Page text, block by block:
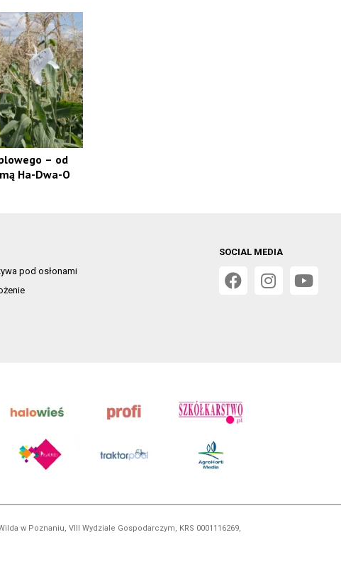
– od
Ha-Dwa-O
pod osłonami
SOCIAL MEDIA
w Poznaniu, VIII Wydziale Gospodarczym, KRS 0001116269,